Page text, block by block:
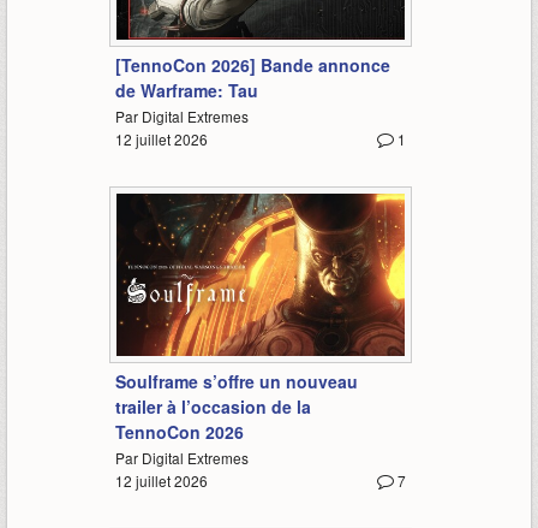
[TennoCon 2026] Bande annonce
de Warframe: Tau
Par Digital Extremes
1
12 juillet 2026
-
Soulframe s’offre un nouveau
trailer à l’occasion de la
TennoCon 2026
Par Digital Extremes
7
12 juillet 2026